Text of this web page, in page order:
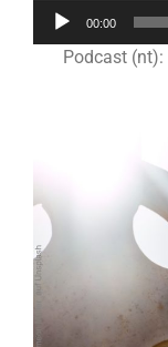
00:00
Podcast (nt):